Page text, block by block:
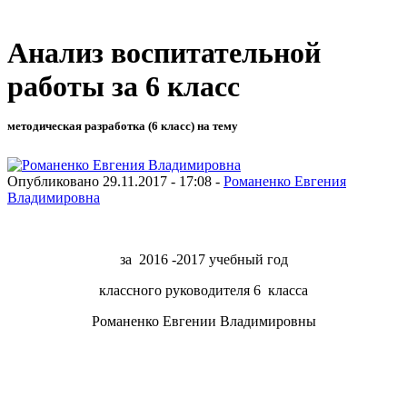
Анализ воспитательной
работы за 6 класс
методическая разработка (6 класс) на тему
Опубликовано 29.11.2017 - 17:08 - Романенко Евгения
Владимировна
за 2016 -2017 учебный год
классного руководителя 6 класса
Романенко Евгении Владимировны